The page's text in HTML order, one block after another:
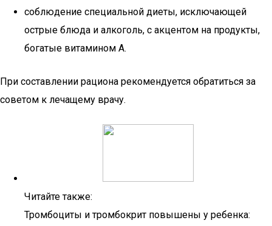
соблюдение специальной диеты, исключающей
острые блюда и алкоголь, с акцентом на продукты,
богатые витамином А.
При составлении рациона рекомендуется обратиться за
советом к лечащему врачу.
Читайте также:
Тромбоциты и тромбокрит повышены у ребенка: